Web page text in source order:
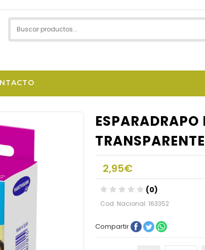
2,95€
(0)
Cod. Nacional: 163352
Compartir